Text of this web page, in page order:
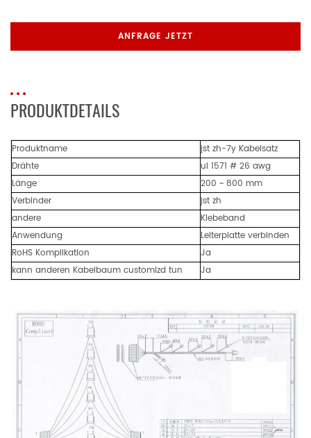
ANFRAGE JETZT
PRODUKTDETAILS
Produktname
jst zh-7y Kabelsatz
Drähte
ul 1571 # 26 awg
Länge
200 ~ 800 mm
Verbinder
jst zh
andere
Klebeband
Anwendung
Leiterplatte verbinden
RoHS Komplikation
Ja
kann anderen Kabelbaum customizd tun
Ja